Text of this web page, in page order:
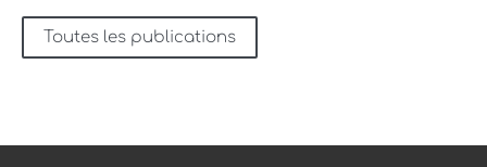
Toutes les publications